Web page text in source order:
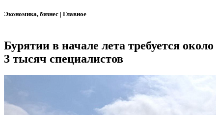
Экономика, бизнес | Главное
Бурятии в начале лета требуется около
3 тысяч специалистов